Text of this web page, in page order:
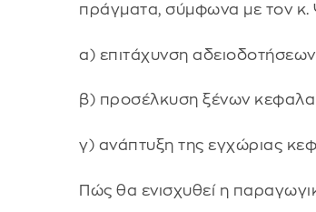
πράγματα, σύμφωνα με τον κ.
α) επιτάχυνση αδειοδοτήσεων
β) προσέλκυση ξένων
γ) ανάπτυξη της εγχώριας
Πώς θα ενισχυθεί η